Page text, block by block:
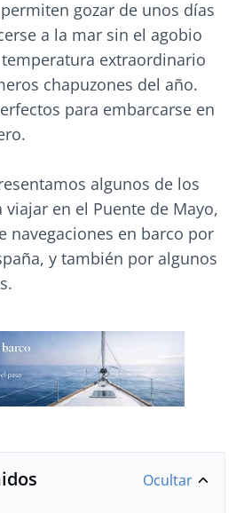
gozar de unos días
a la mar sin el agobio
extraordinario
chapuzones del año.
para embarcarse en
algunos de los
en el Puente de Mayo,
navegaciones en barco por
y también por algunos
Ocultar